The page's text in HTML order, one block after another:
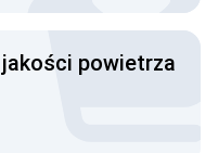
powietrza